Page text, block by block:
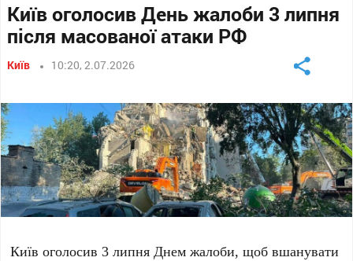
Київ оголосив День жалоби 3 липня
після масованої атаки РФ
Київ 10:20, 2.07.2026
Київ оголосив3 липня Днем жалоби, щоб вшанувати